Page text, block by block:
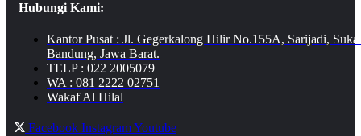
Hubungi Kami:
Kantor Pusat : Jl. Gegerkalong Hilir No.155A, Sarijadi,
Bandung, Jawa Barat.
TELP : 022 2005079
WA : 081 2222 02751
Wakaf Al Hilal
Facebook InstagramYoutube